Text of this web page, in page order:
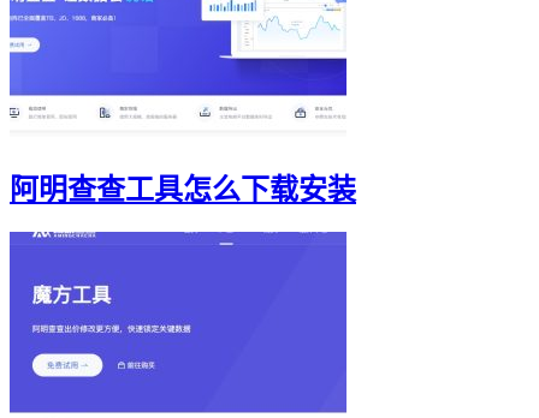
阿明查查工具怎么下载安装